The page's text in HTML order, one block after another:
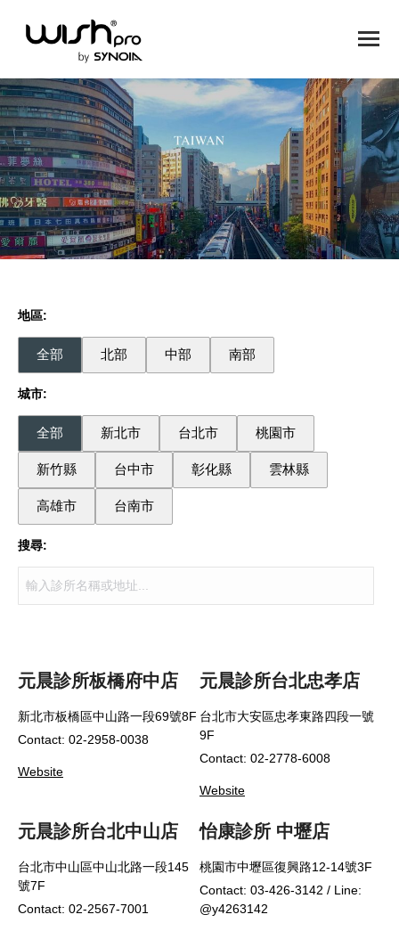
地區:
全部 北部 中部 南部
城市:
全部 新北市 台北市 桃園市
新竹縣 台中市 彰化縣 雲林縣
高雄市 台南市
搜尋:
元晨診所板橋府中店
新北市板橋區中山路一段69號8F
Contact: 02-2958-0038
Website
元晨診所台北忠孝店
台北市大安區忠孝東路四段一號
9F
Contact: 02-2778-6008
Website
元晨診所台北中山店
台北市中山區中山北路一段145
號7F
Contact: 02-2567-7001
怡康診所 中壢店
桃園市中壢區復興路12-14號3F
Contact: 03-426-3142 / Line:
@y4263142